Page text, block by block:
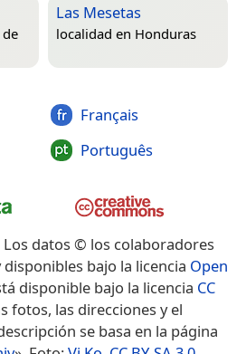
de
Las Mesetas
localidad en Honduras
Français
Português
Los datos © los colaboradores
disponibles bajo la licencia Open
disponible bajo la licencia CC
fotos, las direcciones y el
se basa en la página